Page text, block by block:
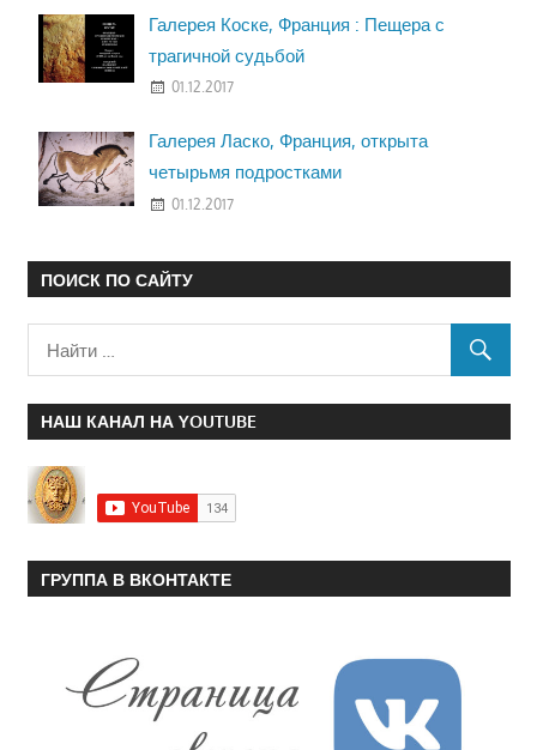
Галерея Коске, Франция : Пещера с
трагичной судьбой
01.12.2017
Галерея Ласко, Франция, открыта
четырьмя подростками
01.12.2017
ПОИСК ПО САЙТУ
НАШ КАНАЛ НА YOUTUBE
ГРУППА В ВКОНТАКТЕ